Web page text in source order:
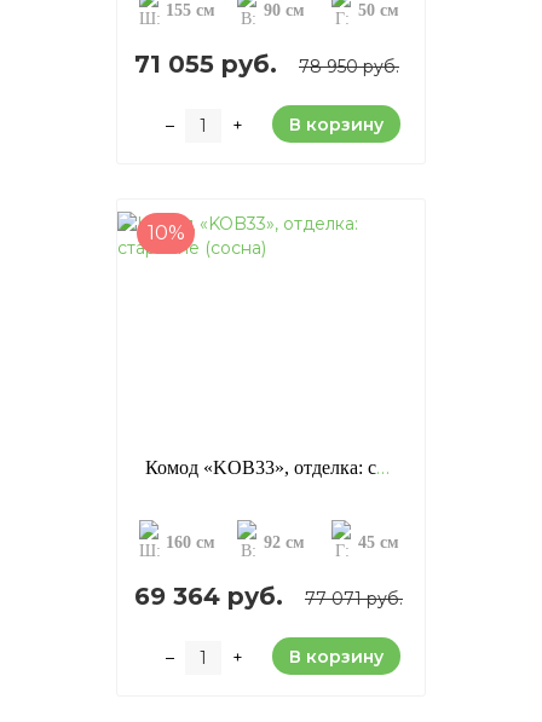
155 см 90 см 50 см
71 055 руб. 78 950 руб.
– + В корзину
10%
Комод «KOB33», отделка: старение (сосна)
160 см 92 см 45 см
69 364 руб. 77 071 руб.
– + В корзину